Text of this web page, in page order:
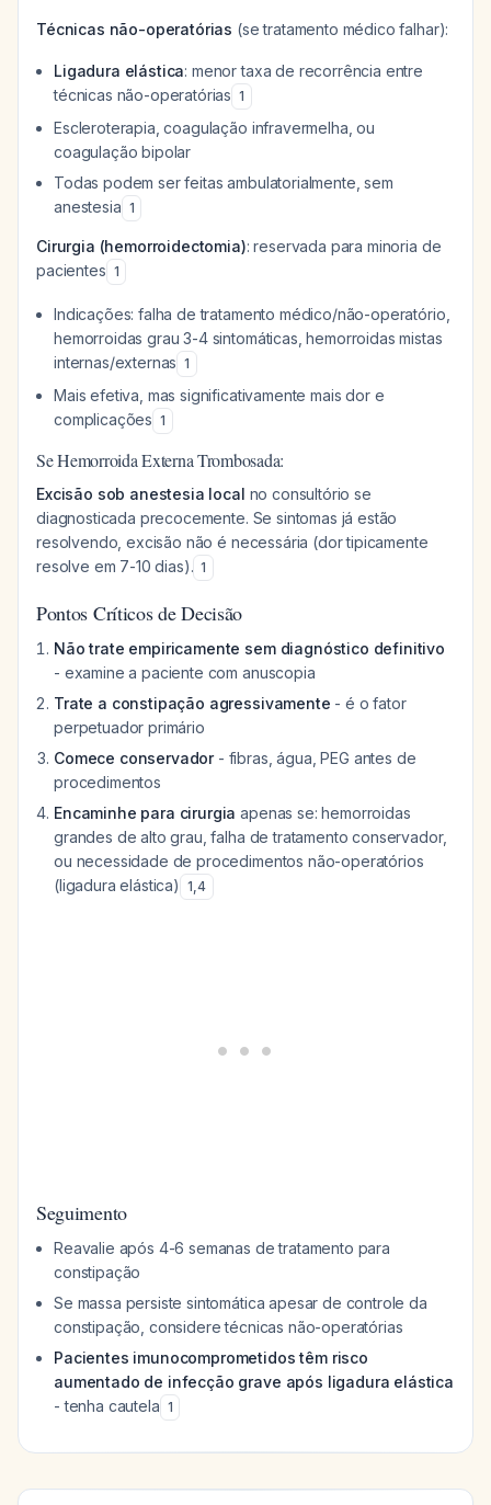
Técnicas não-operatórias (se tratamento médico falhar):
Ligadura elástica: menor taxa de recorrência entre
técnicas não-operatórias 1
Escleroterapia, coagulação infravermelha, ou
coagulação bipolar
Todas podem ser feitas ambulatorialmente, sem
anestesia 1
Cirurgia (hemorroidectomia): reservada para minoria de
pacientes 1
Indicações: falha de tratamento médico/não-operatório,
hemorroidas grau 3-4 sintomáticas, hemorroidas mistas
internas/externas 1
Mais efetiva, mas significativamente mais dor e
complicações 1
Se Hemorroida Externa Trombosada:
Excisão sob anestesia local no consultório se
diagnosticada precocemente. Se sintomas já estão
resolvendo, excisão não é necessária (dor tipicamente
resolve em 7-10 dias). 1
Pontos Críticos de Decisão
Não trate empiricamente sem diagnóstico definitivo
- examine a paciente com anuscopia
Trate a constipação agressivamente - é o fator
perpetuador primário
Comece conservador- fibras, água, PEG antes de
procedimentos
Encaminhe para cirurgia apenas se: hemorroidas
grandes de alto grau, falha de tratamento conservador,
ou necessidade de procedimentos não-operatórios
(ligadura elástica) 1,4
Seguimento
Reavalie após 4-6 semanas de tratamento para
constipação
Se massa persiste sintomática apesar de controle da
constipação, considere técnicas não-operatórias
Pacientes imunocomprometidos têm risco
aumentado de infecção grave após ligadura elástica
- tenha cautela 1